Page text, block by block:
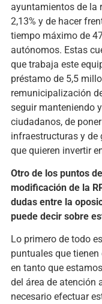
ayuntamientos de la
2,13% y de hacer
tiempo máximo de
autónomos. Estas
que trabaja este
préstamo de 5,5
remunicipalización
seguir manteniendo
ciudadanos, de
infraestructuras y de
que quieren invertir
Otro de los puntos
modificación de la
dudas entre la
puede decir sobre
Lo primero de todo
puntuales que
en tanto que
del área de atención
necesario efectuar